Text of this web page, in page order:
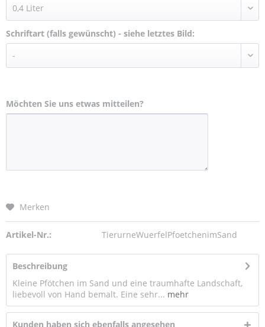
Schriftart (falls gewünscht) - siehe letztes Bild:
Möchten Sie uns etwas mitteilen?
Merken
Artikel-Nr.: TierurneWuerfelPfoetchenimSand
Beschreibung
Kleine Pfötchen im Sand und eine traumhafte Landschaft,
liebevoll von Hand bemalt. Eine sehr... mehr
Kunden haben sich ebenfalls angesehen